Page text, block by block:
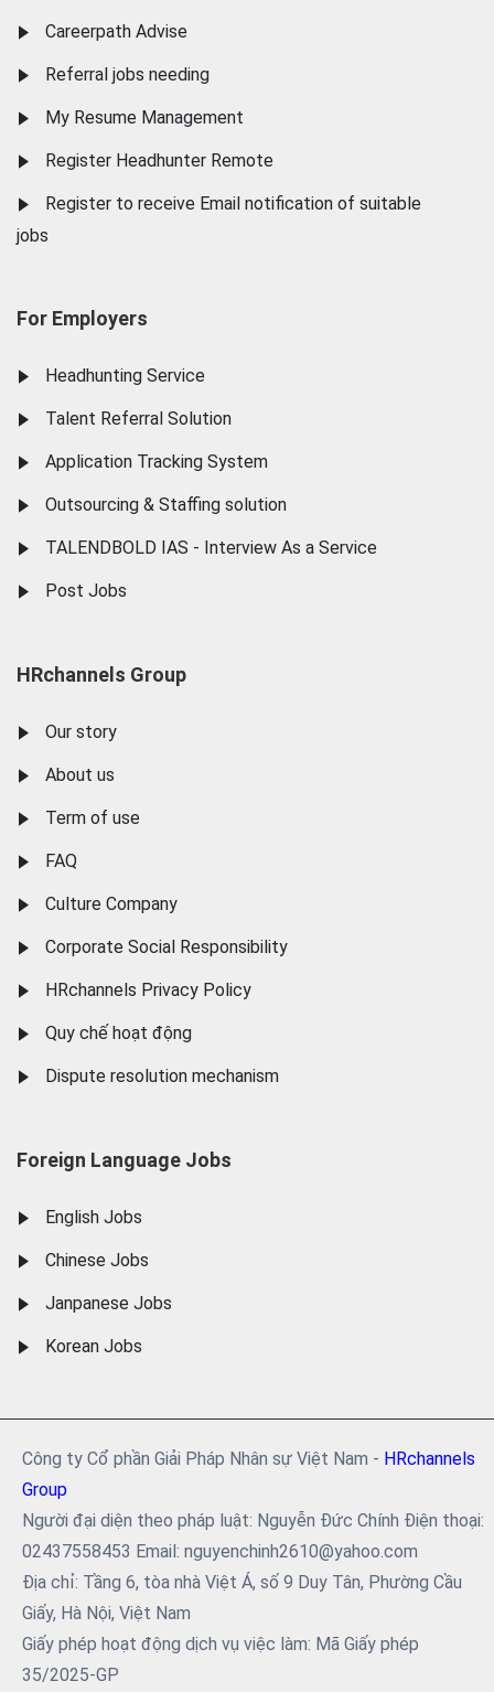
Careerpath Advise
Referral jobs needing
My Resume Management
Register Headhunter Remote
Register to receive Email notification of suitable
jobs
For Employers
Headhunting Service
Talent Referral Solution
Application Tracking System
Outsourcing & Staffing solution
TALENDBOLD IAS - Interview As a Service
Post Jobs
HRchannels Group
Our story
About us
Term of use
FAQ
Culture Company
Corporate Social Responsibility
HRchannels Privacy Policy
Quy chế hoạt động
Dispute resolution mechanism
Foreign Language Jobs
English Jobs
Chinese Jobs
Janpanese Jobs
Korean Jobs
Công ty Cổ phần Giải Pháp Nhân sự Việt Nam - HRchannels
Group
Người đại diện theo pháp luật: Nguyễn Đức Chính Điện thoại:
02437558453 Email: nguyenchinh2610@yahoo.com
Địa chỉ: Tầng 6, tòa nhà Việt Á, số 9 Duy Tân, Phường Cầu
Giấy, Hà Nội, Việt Nam
Giấy phép hoạt động dịch vụ việc làm: Mã Giấy phép
35/2025-GP